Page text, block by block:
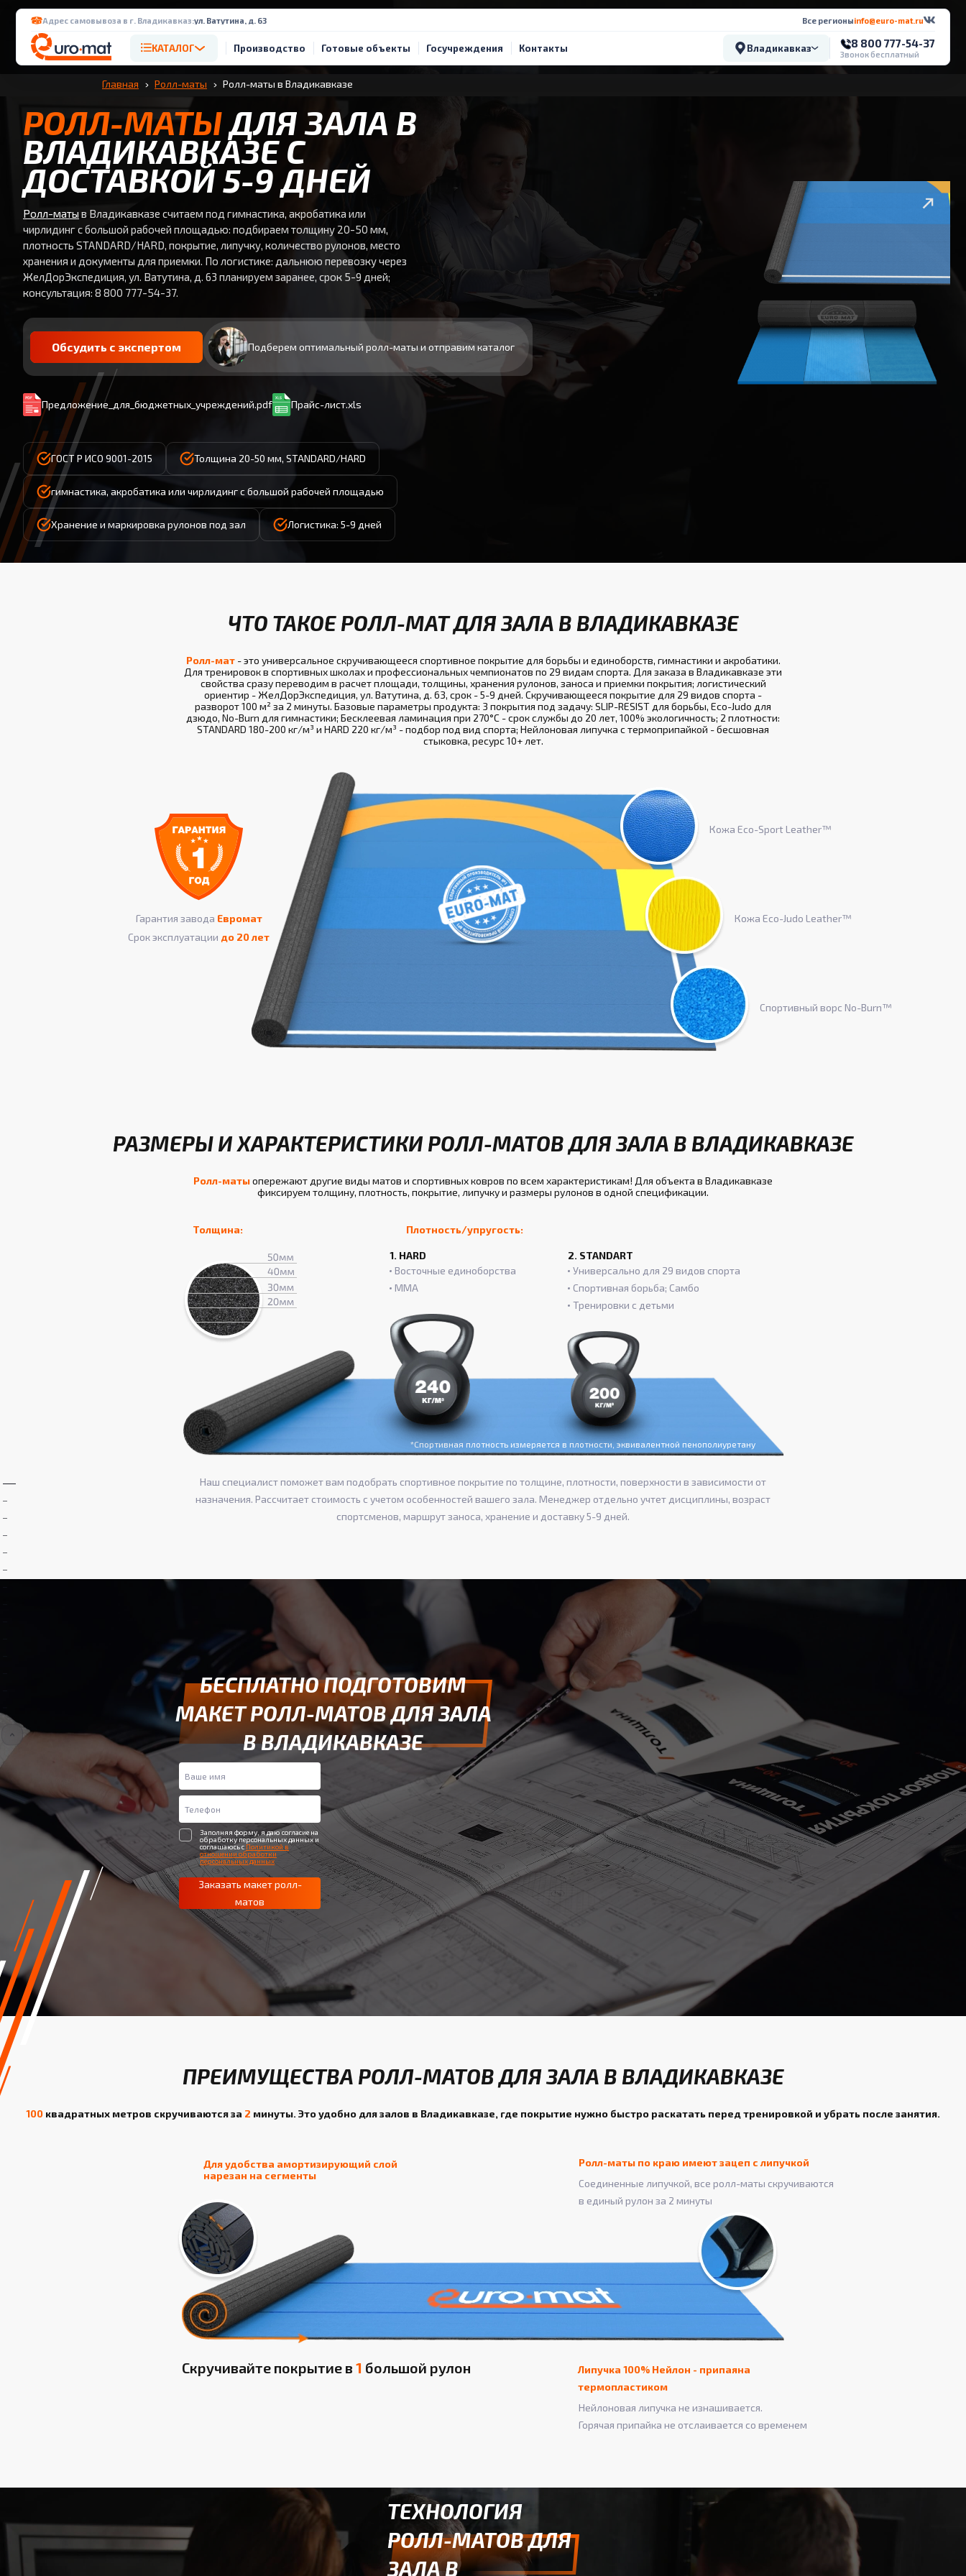
Адрес самовывоза в г. Владикавказ:ул. Ватутина, д. 63 Все регионыinfo@euro-mat.ru
КАТАЛОГ Производство Готовые объекты Госучреждения Контакты Владикавказ 8 800 777-54-37
Звонок бесплатный
Главная Ролл-маты Ролл-маты в Владикавказе
РОЛЛ-МАТЫДЛЯ ЗАЛА В
ВЛАДИКАВКАЗЕ С
ДОСТАВКОЙ 5-9 ДНЕЙ
Ролл-маты в Владикавказе считаем под гимнастика, акробатика или
чирлидинг с большой рабочей площадью: подбираем толщину 20-50 мм,
плотность STANDARD/HARD, покрытие, липучку, количество рулонов, место
хранения и документы для приемки. По логистике: дальнюю перевозку через
ЖелДорЭкспедиция, ул. Ватутина, д. 63 планируем заранее, срок 5-9 дней;
консультация: 8 800 777-54-37.
Обсудить с экспертом Подберем оптимальный ролл-маты и отправим каталог
Предложение_для_бюджетных_учреждений.pdf Прайс-лист.xls
ГОСТ Р ИСО 9001-2015 Толщина 20-50 мм, STANDARD/HARD
гимнастика, акробатика или чирлидинг с большой рабочей площадью
Хранение и маркировка рулонов под зал Логистика: 5-9 дней
ЧТО ТАКОЕ РОЛЛ-МАТ ДЛЯ ЗАЛА В ВЛАДИКАВКАЗЕ
Ролл-мат- это универсальное скручивающееся спортивное покрытие для борьбы и единоборств, гимнастики и акробатики.
Для тренировок в спортивных школах и профессиональных чемпионатов по 29 видам спорта. Для заказа в Владикавказе эти
свойства сразу переводим в расчет площади, толщины, хранения рулонов, заноса и приемки покрытия; логистический
ориентир - ЖелДорЭкспедиция, ул. Ватутина, д. 63, срок - 5-9 дней. Скручивающееся покрытие для 29 видов спорта -
разворот 100 м² за 2 минуты. Базовые параметры продукта: 3 покрытия под задачу: SLIP-RESIST для борьбы, Eco-Judo для
дзюдо, No-Burn для гимнастики; Бесклеевая ламинация при 270°С - срок службы до 20 лет, 100% экологичность; 2 плотности:
STANDARD 180-200 кг/м³ и HARD 220 кг/м³ - подбор под вид спорта; Нейлоновая липучка с термоприпайкой - бесшовная
стыковка, ресурс 10+ лет.
Кожа Eco-Sport Leather™
Кожа Eco-Judo Leather™
Спортивный ворс No-Burn™
Гарантия завода Евромат
Срок эксплуатации до 20 лет
РАЗМЕРЫ И ХАРАКТЕРИСТИКИ РОЛЛ-МАТОВ ДЛЯ ЗАЛА В ВЛАДИКАВКАЗЕ
Ролл-матыопережают другие виды матов и спортивных ковров по всем характеристикам! Для объекта в Владикавказе
фиксируем толщину, плотность, покрытие, липучку и размеры рулонов в одной спецификации.
Толщина: Плотность/упругость:
1. HARD
Восточные единоборства
ММА
2. STANDART
Универсально для 29 видов спорта
Спортивная борьба; Самбо
Тренировки с детьми
*Спортивная плотность измеряется в плотности, эквивалентной пенополиуретану
Наш специалист поможет вам подобрать спортивное покрытие по толщине, плотности, поверхности в зависимости от
назначения. Рассчитает стоимость с учетом особенностей вашего зала. Менеджер отдельно учтет дисциплины, возраст
спортсменов, маршрут заноса, хранение и доставку 5-9 дней.
БЕСПЛАТНО ПОДГОТОВИМ
МАКЕТ РОЛЛ-МАТОВ ДЛЯ ЗАЛА
В ВЛАДИКАВКАЗЕ
Заполняя форму, я даю согласие на
обработку персональных данных и
соглашаюсь с Политикой в
отношении обработки
персональных данных
Заказать макет ролл-
матов
ПРЕИМУЩЕСТВА РОЛЛ-МАТОВ ДЛЯ ЗАЛА В ВЛАДИКАВКАЗЕ
100 квадратных метров скручиваются за 2 минуты. Это удобно для залов в Владикавказе, где покрытие нужно быстро раскатать перед тренировкой и убрать после занятия.
Скручивайте покрытие в 1 большой рулон
Для удобства амортизирующий слой
нарезан на сегменты
Ролл-маты по краю имеют зацеп с липучкой
Соединенные липучкой, все ролл-маты скручиваются
в единый рулон за 2 минуты
Липучка 100% Нейлон - припаяна
термопластиком
Нейлоновая липучка не изнашивается.
Горячая припайка не отслаивается со временем
ТЕХНОЛОГИЯ
РОЛЛ-МАТОВ ДЛЯ
ЗАЛА В